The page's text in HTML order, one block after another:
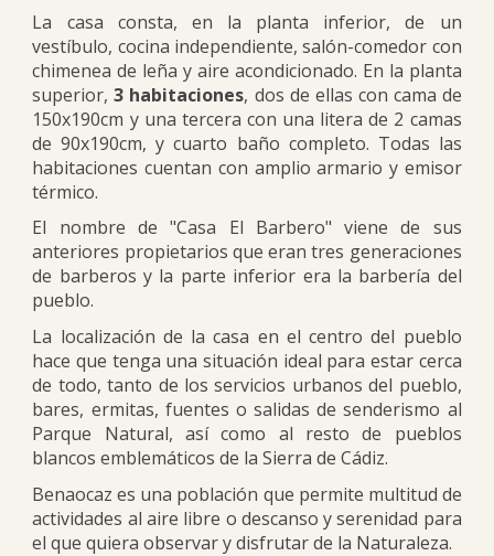
La casa consta, en la planta inferior, de un
vestíbulo, cocina independiente, salón-comedor con
chimenea de leña y aire acondicionado. En la planta
superior,3 habitaciones, dos de ellas con cama de
150x190cm y una tercera con una litera de 2 camas
de 90x190cm, y cuarto baño completo. Todas las
habitaciones cuentan con amplio armario y emisor
térmico.
El nombre de "Casa El Barbero" viene de sus
anteriores propietarios que eran tres generaciones
de barberos y la parte inferior era la barbería del
pueblo.
La localización de la casa en el centro del pueblo
hace que tenga una situación ideal para estar cerca
de todo, tanto de los servicios urbanos del pueblo,
bares, ermitas, fuentes o salidas de senderismo al
Parque Natural, así como al resto de pueblos
blancos emblemáticos de la Sierra de Cádiz.
Benaocaz es una población que permite multitud de
actividades al aire libre o descanso y serenidad para
el que quiera observar y disfrutar de la Naturaleza.